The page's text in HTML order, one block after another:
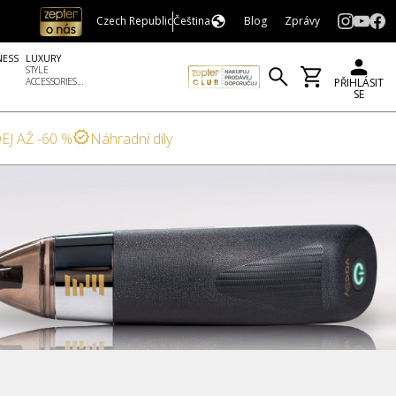
Czech RepublicČeština Blog Zprávy
LUXURY
STYLE
ACCESSORIES...
PŘIHLÁSIT
SE
AŽ -60 % Náhradní díly